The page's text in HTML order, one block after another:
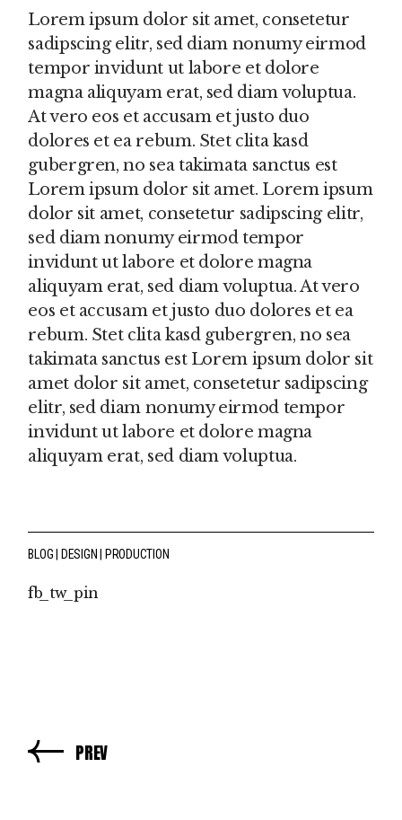
Lorem ipsum dolor sit amet, consetetur
sadipscing elitr, sed diam nonumy eirmod
tempor invidunt ut labore et dolore
magna aliquyam erat, sed diam voluptua.
At vero eos et accusam et justo duo
dolores et ea rebum. Stet clita kasd
gubergren, no sea takimata sanctus est
Lorem ipsum dolor sit amet. Lorem ipsum
dolor sit amet, consetetur sadipscing elitr,
sed diam nonumy eirmod tempor
invidunt ut labore et dolore magna
aliquyam erat, sed diam voluptua. At vero
eos et accusam et justo duo dolores et ea
rebum. Stet clita kasd gubergren, no sea
takimata sanctus est Lorem ipsum dolor sit
amet dolor sit amet, consetetur sadipscing
elitr, sed diam nonumy eirmod tempor
invidunt ut labore et dolore magna
aliquyam erat, sed diam voluptua.
BLOG DESIGN PRODUCTION
fb tw pin
PREV